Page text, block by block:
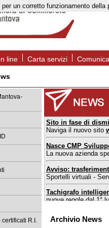
line Carta servizi
R.I.
Sito in fase di
Naviga il nuovo sito
Nasce CMP
La nuova azienda
Avviso:
Sportelli virtuali -
Tachigrafo
nuove regole dal 1°
Sportello estero
dal 1° maggio 2026
Archivio News
un corretto funzionamento